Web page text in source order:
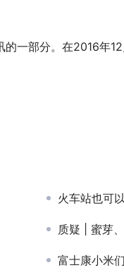
一部分。在2016年12
火车站也可
质疑 | 蜜芽
富士康小米